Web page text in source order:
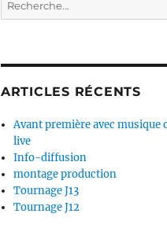
pour :
ARTICLES RÉCENTS
Avant première avec musique
live
Info-diffusion
montage production
Tournage J13
Tournage J12